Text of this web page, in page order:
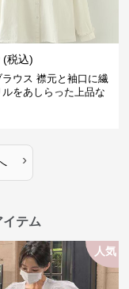
(税込)
ラウス 襟元と袖口に繊
をあしらった上品な
›
テム
人気